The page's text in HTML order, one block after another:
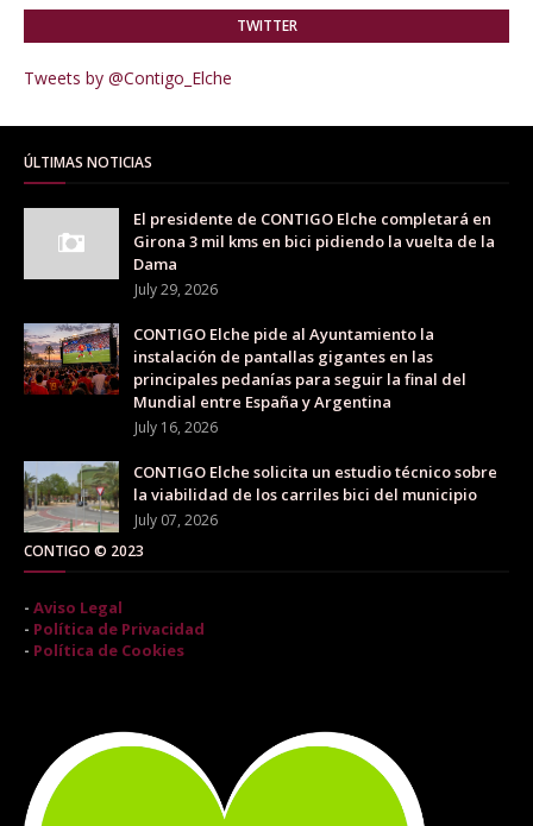
TWITTER
Tweets by @Contigo_Elche
ÚLTIMAS NOTICIAS
El presidente de CONTIGO Elche completará en
Girona 3 mil kms en bici pidiendo la vuelta de la
Dama
July 29, 2026
CONTIGO Elche pide al Ayuntamiento la
instalación de pantallas gigantes en las
principales pedanías para seguir la final del
Mundial entre España y Argentina
July 16, 2026
CONTIGO Elche solicita un estudio técnico sobre
la viabilidad de los carriles bici del municipio
July 07, 2026
CONTIGO © 2023
- Aviso Legal
- Política de Privacidad
- Política de Cookies